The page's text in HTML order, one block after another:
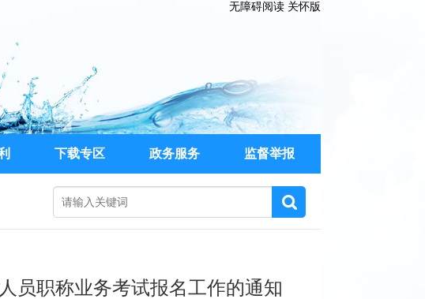
无障碍阅读 关怀版
下载专区 政务服务 监督举报
员职称业务考试报名工作的通知